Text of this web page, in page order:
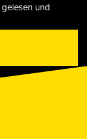
gelesen und